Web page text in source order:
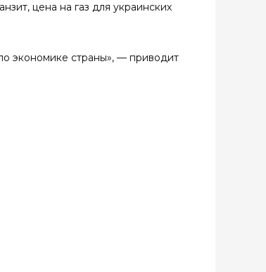
цена на газ для украинских
экономике страны», — приводит